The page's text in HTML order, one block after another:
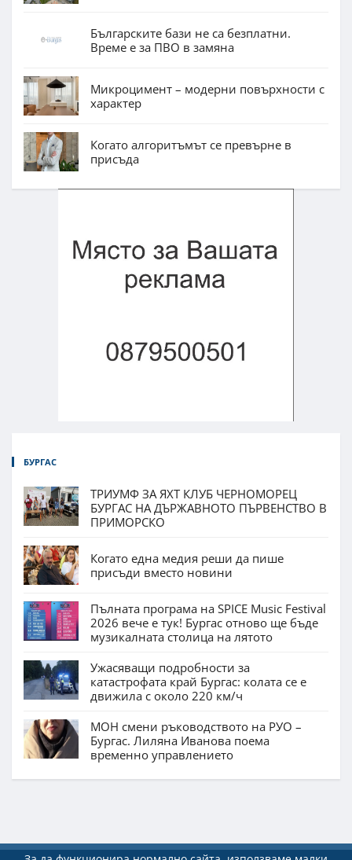
Българските бази не са безплатни.
Време е за ПВО в замяна
Микроцимент – модерни повърхности с
характер
Когато алгоритъмът се превърне в
присъда
БУРГАС
ТРИУМФ ЗА ЯХТ КЛУБ ЧЕРНОМОРЕЦ
БУРГАС НА ДЪРЖАВНОТО ПЪРВЕНСТВО В
ПРИМОРСКО
Когато една медия реши да пише
присъди вместо новини
Пълната програма на SPICE Music Festival
2026 вече е тук! Бургас отново ще бъде
музикалната столица на лятото
Ужасяващи подробности за
катастрофата край Бургас: колата се е
движила с около 220 км/ч
МОН смени ръководството на РУО –
Бургас. Лиляна Иванова поема
временно управлението